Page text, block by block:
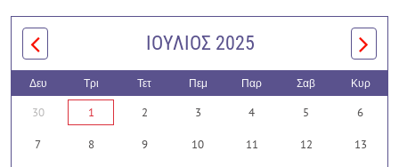
ΙΟΎΛΙΟΣ 2025
Δευ Τρι Τετ Πεμ Παρ Σαβ Κυρ
30 1 2 3 4 5 6
7 8 9 10 11 12 13